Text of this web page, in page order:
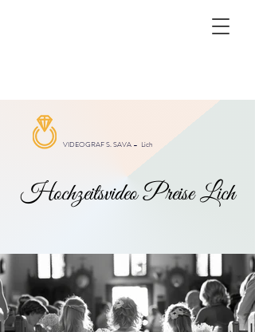
VIDEOGRAF S. SAVA – Lich
Hochzeitsvideo Preise Lich